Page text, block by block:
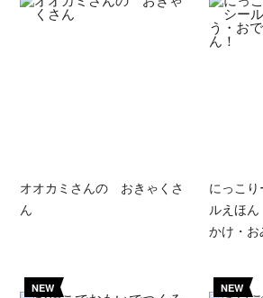
オオカミさんの おきゃくさ
ん
にっこ
ルえほ
かけ・お
NEW NEW